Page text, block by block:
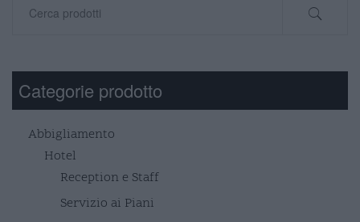
Categorie prodotto
Abbigliamento
Hotel
Reception e Staff
Servizio ai Piani